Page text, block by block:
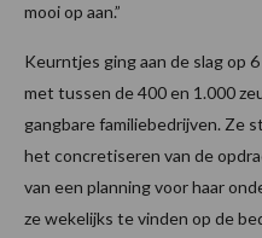
mooi op aan.”
Keurntjes ging aan de slag op
met tussen de 400 en 1.000
gangbare familiebedrijven. Ze
het concretiseren van de
van een planning voor haar
ze wekelijks te vinden op de